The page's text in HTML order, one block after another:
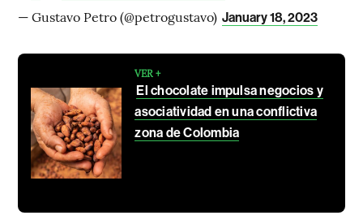
— Gustavo Petro (@petrogustavo) January 18, 2023
VER +
El chocolate impulsa negocios y
asociatividad en una conflictiva
zona de Colombia